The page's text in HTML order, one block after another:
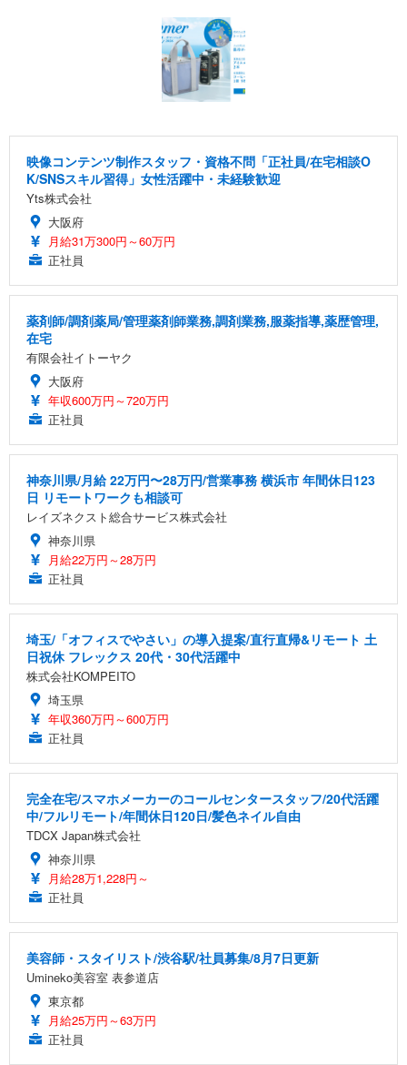
映像コンテンツ制作スタッフ・資格不問「正社員/在宅相談O
K/SNSスキル習得」女性活躍中・未経験歓迎
Yts株式会社
大阪府
月給31万300円～60万円
正社員
薬剤師/調剤薬局/管理薬剤師業務,調剤業務,服薬指導,薬歴管理,
在宅
有限会社イトーヤク
大阪府
年収600万円～720万円
正社員
神奈川県/月給 22万円〜28万円/営業事務 横浜市 年間休日123
日 リモートワークも相談可
レイズネクスト総合サービス株式会社
神奈川県
月給22万円～28万円
正社員
埼玉/「オフィスでやさい」の導入提案/直行直帰&リモート 土
日祝休 フレックス 20代・30代活躍中
株式会社KOMPEITO
埼玉県
年収360万円～600万円
正社員
完全在宅/スマホメーカーのコールセンタースタッフ/20代活躍
中/フルリモート/年間休日120日/髪色ネイル自由
TDCX Japan株式会社
神奈川県
月給28万1,228円～
正社員
美容師・スタイリスト/渋谷駅/社員募集/8月7日更新
Umineko美容室 表参道店
東京都
月給25万円～63万円
正社員